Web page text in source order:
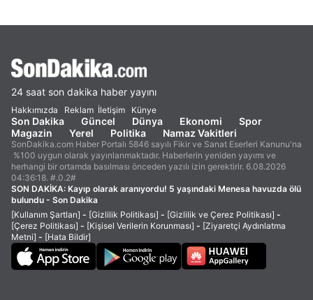
24 saat son dakika haber yayını
Hakkımızda Reklam İletişim Künye
Son Dakika Güncel Dünya Ekonomi
Spor
Magazin
Yerel Politika Namaz Vakitleri
SonDakika.com Haber Portalı 5846 sayılı Fikir ve Sanat Eserleri Kanunu'na
%100 uygun olarak yayınlanmaktadır. Haberlerin yeniden yayımı ve
herhangi bir ortamda basılması önceden yazılı izin gerektirir. 6.08.2026
04:36:18. #.0.2#
SON DAKİKA: Kayıp olarak aranıyordu! 5 yaşındaki Menesa havuzda ölü
bulundu - Son Dakika
[Kullanım Şartları] - [Gizlilik Politikası] - [Gizlilik ve Çerez Politikası] -
[Çerez Politikası] - [Kişisel Verilerin Korunması] - [Ziyaretçi Aydınlatma
Metni] - [Hata Bildir]